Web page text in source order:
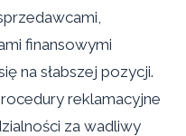
finansowymi
na słabszej pozycji.
reklamacyjne
za wadliwy